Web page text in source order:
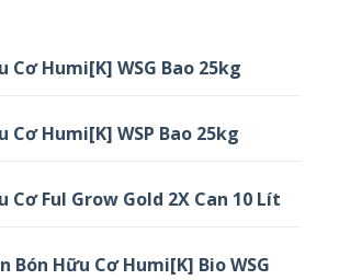
Cơ Humi[K] WSG Bao 25kg
Cơ Humi[K] WSP Bao 25kg
Cơ Ful Grow Gold 2X Can 10 Lít
Bón Hữu Cơ Humi[K] Bio WSG